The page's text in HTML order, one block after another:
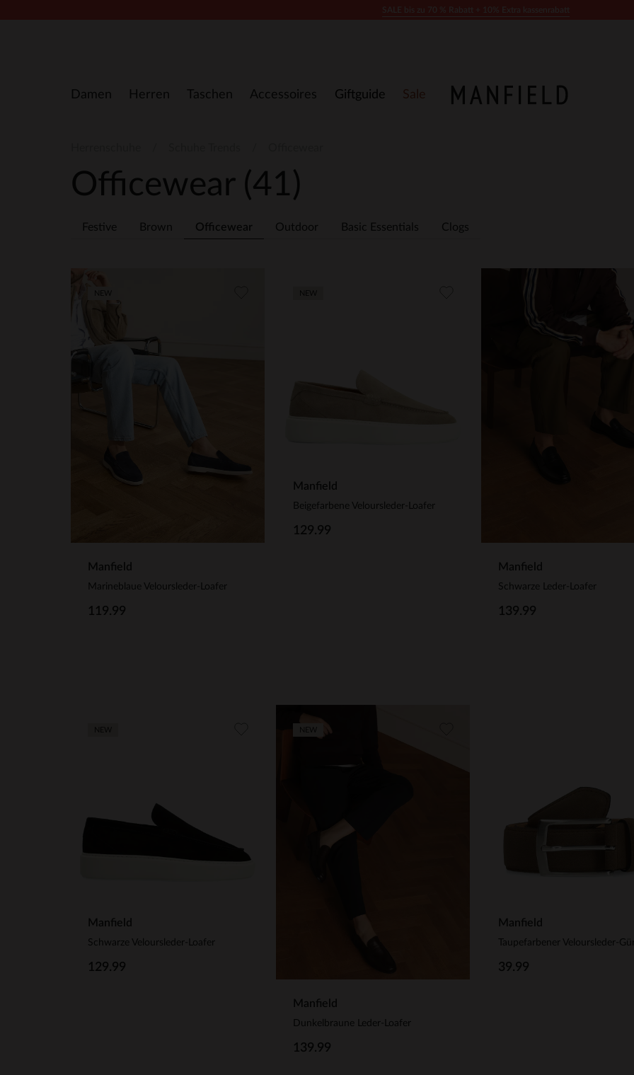
Damen Herren Taschen Accessoires Giftguide Sale
Officewear (41)
Festive Brown Officewear Outdoor Basic Essentials Clogs
Manfield
Marineblaue Veloursleder-Loafer
119.99
Manfield
Beigefarbene Veloursleder-Loafer
129.99
Manfield
Schwarze Leder-Loafer
139.99
Manfield
Schwarze Veloursleder-Loafer
129.99
Manfield
Dunkelbraune Leder-Loafer
139.99
Manfield
Taupefarbener Veloursleder-
39.99